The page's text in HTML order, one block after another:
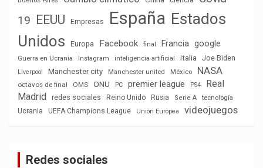
19
EEUU Empresas España Estados
Unidos
Europa Facebook final Francia google
Guerra en Ucrania Instagram inteligencia artificial Italia Joe Biden
Liverpool Manchester city Manchester united México NASA
octavos de final OMS ONU PC premier league PS4
Real
Madrid
redes sociales Reino Unido Rusia Serie A
tecnología
Ucrania
UEFA Champions League Unión Europea videojuegos
Redes sociales